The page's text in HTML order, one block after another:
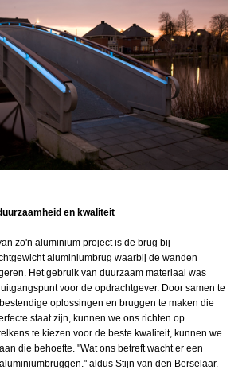
en kwaliteit
zo'n aluminium project is de brug bij
aluminiumbrug waarbij de wanden
Het gebruik van duurzaam materiaal was
voor de opdrachtgever. Door samen te
oplossingen en bruggen te maken die
staat zijn, kunnen we ons richten op
te kiezen voor de beste kwaliteit, kunnen we
die behoefte. "Wat ons betreft wacht er een
aldus Stijn van den Berselaar.